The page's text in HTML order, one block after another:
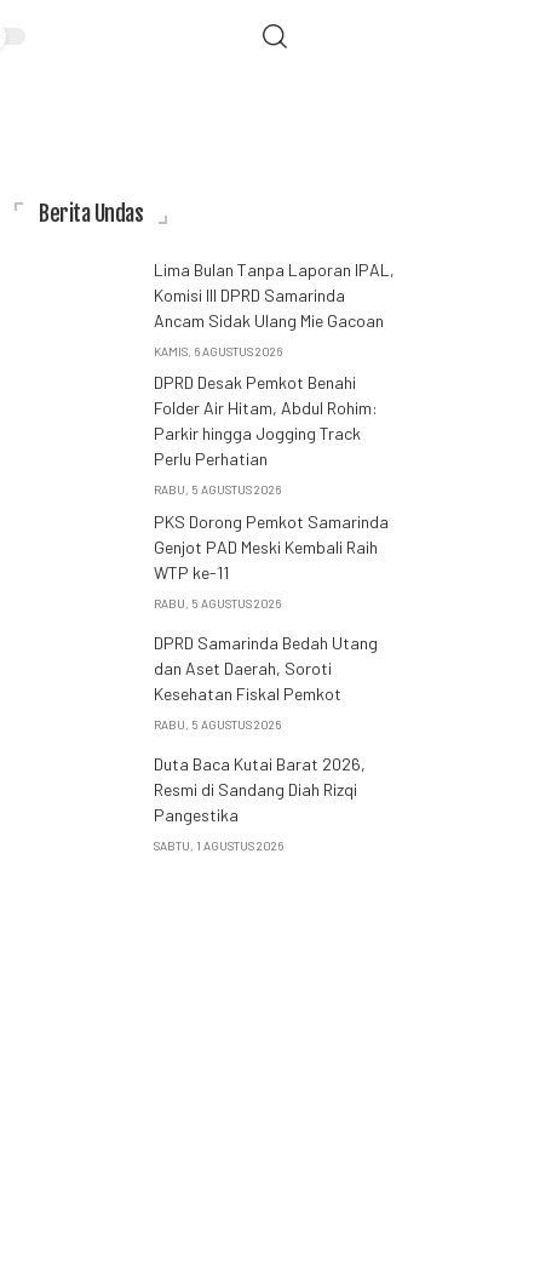
Berita Undas
Lima Bulan Tanpa Laporan IPAL,
Komisi III DPRD Samarinda
Ancam Sidak Ulang Mie Gacoan
KAMIS, 6 AGUSTUS 2026
DPRD Desak Pemkot Benahi
Folder Air Hitam, Abdul Rohim:
Parkir hingga Jogging Track
Perlu Perhatian
RABU, 5 AGUSTUS 2026
PKS Dorong Pemkot Samarinda
Genjot PAD Meski Kembali Raih
WTP ke-11
RABU, 5 AGUSTUS 2026
DPRD Samarinda Bedah Utang
dan Aset Daerah, Soroti
Kesehatan Fiskal Pemkot
RABU, 5 AGUSTUS 2026
Duta Baca Kutai Barat 2026,
Resmi di Sandang Diah Rizqi
Pangestika
SABTU, 1 AGUSTUS 2026